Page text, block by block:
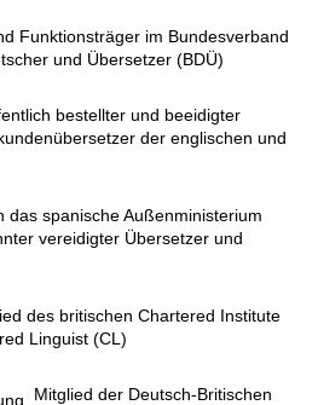
Funktions­träger im Bundes­verband
und Übersetzer (BDÜ)
bestellter und beeidigter
der englischen und
das spanische Außen­ministerium
vereidigter Übersetzer und
des britischen Chartered Institute
Linguist (CL)
Mitglied der Deutsch-Britischen